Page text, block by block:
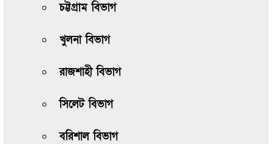
চট্টগ্রাম বিভাগ
খুলনা বিভাগ
রাজশাহী বিভাগ
সিলেট বিভাগ
বরিশাল বিভাগ